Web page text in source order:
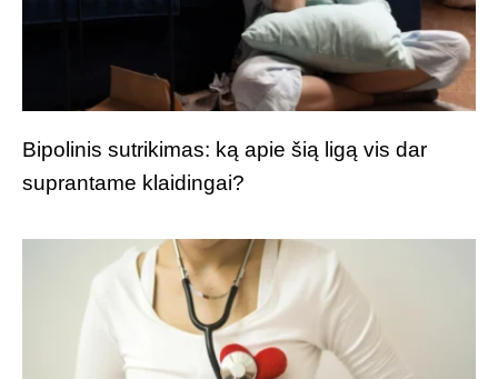
Bipolinis sutrikimas: ką apie šią ligą vis dar
suprantame klaidingai?